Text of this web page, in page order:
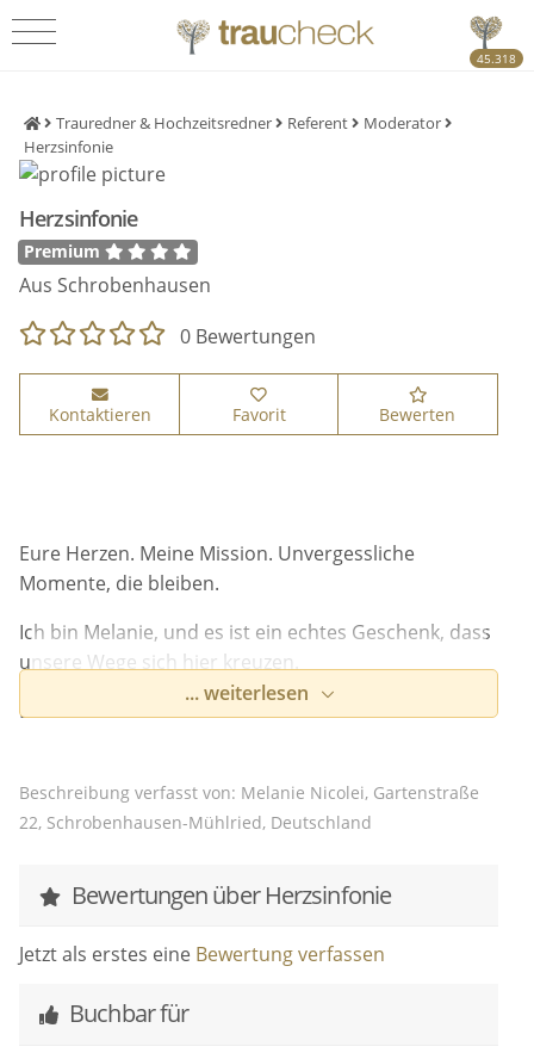
45.318
Trauredner & Hochzeitsredner Referent
Moderator
Herzsinfonie
Herzsinfonie
Premium
Aus Schrobenhausen
0 Bewertungen
Kontaktieren Favorit Bewerten
Eure Herzen. Meine Mission. Unvergessliche
Momente, die bleiben.
Ich bin Melanie, und es ist ein echtes Geschenk, dass
unsere Wege sich hier kreuzen.
Eure Hochzeit ist so viel mehr als nur ein Tag – sie ist
Moment für euch und all eure
Gäste wirklich unvergesslich wird, braucht es zwei
ins Herz geht.
Traurednerin mache ich genau das zu meiner
Herzensmission.
... weiterlesen
Beschreibung verfasst von: Melanie Nicolei, Gartenstraße
22, Schrobenhausen-Mühlried, Deutschland
Bewertungen über Herzsinfonie
Jetzt als erstes eine Bewertung verfassen
Buchbar für